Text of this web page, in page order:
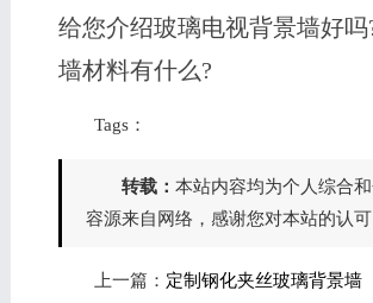
给您介绍玻璃电视背景墙好
墙材料有什么?
Tags：
转载： 本站内容均为个人综合
容源来自网络，感谢您对本站的认可
上一篇： 定制钢化夹丝玻璃背景墙